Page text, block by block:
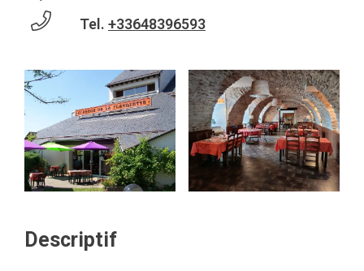
Tel. +33648396593
Descriptif